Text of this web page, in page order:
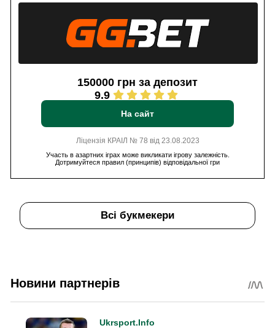
150000 грн за депозит
9.9
На сайт
Ліцензія КРАІЛ № 78 від 23.08.2023
Участь в азартних іграх може викликати ігрову залежність.
Дотримуйтеся правил (принципів) відповідальної гри
Всі букмекери